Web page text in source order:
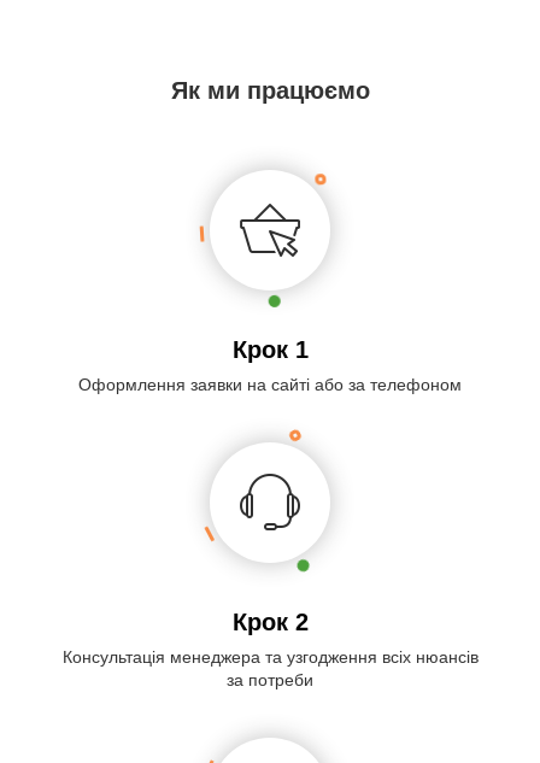
Як ми працюємо
Крок 1
Оформлення заявки на сайті або за телефоном
Крок 2
Консультація менеджера та узгодження всіх нюансів
за потреби